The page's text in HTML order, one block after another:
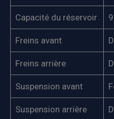
Capacité du réservoir
Freins avant
Freins arrière
Suspension avant
Suspension arrière